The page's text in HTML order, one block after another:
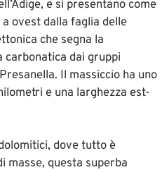
e si presentano come
ovest dalla faglia delle
che segna la
dai gruppi
Il massiccio ha uno
e una larghezza est-
dove tutto è
masse, questa superba